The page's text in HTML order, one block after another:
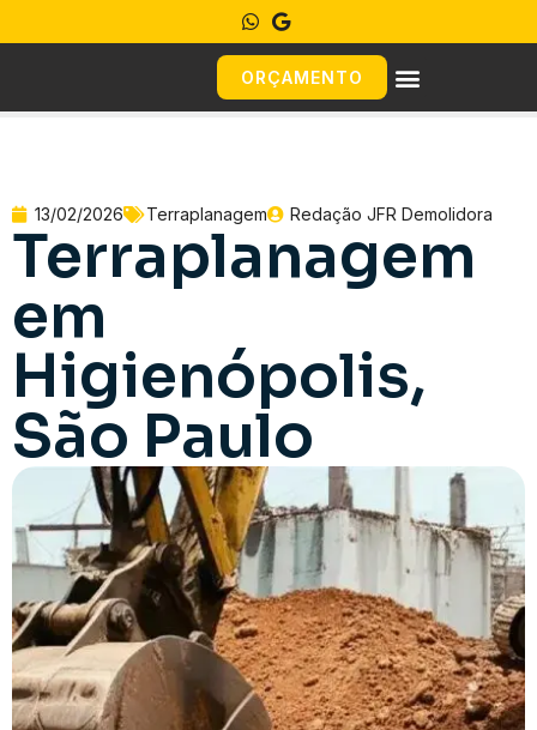
ORÇAMENTO
13/02/2026 Terraplanagem Redação JFR Demolidora
Terraplanagem
em
Higienópolis,
São Paulo